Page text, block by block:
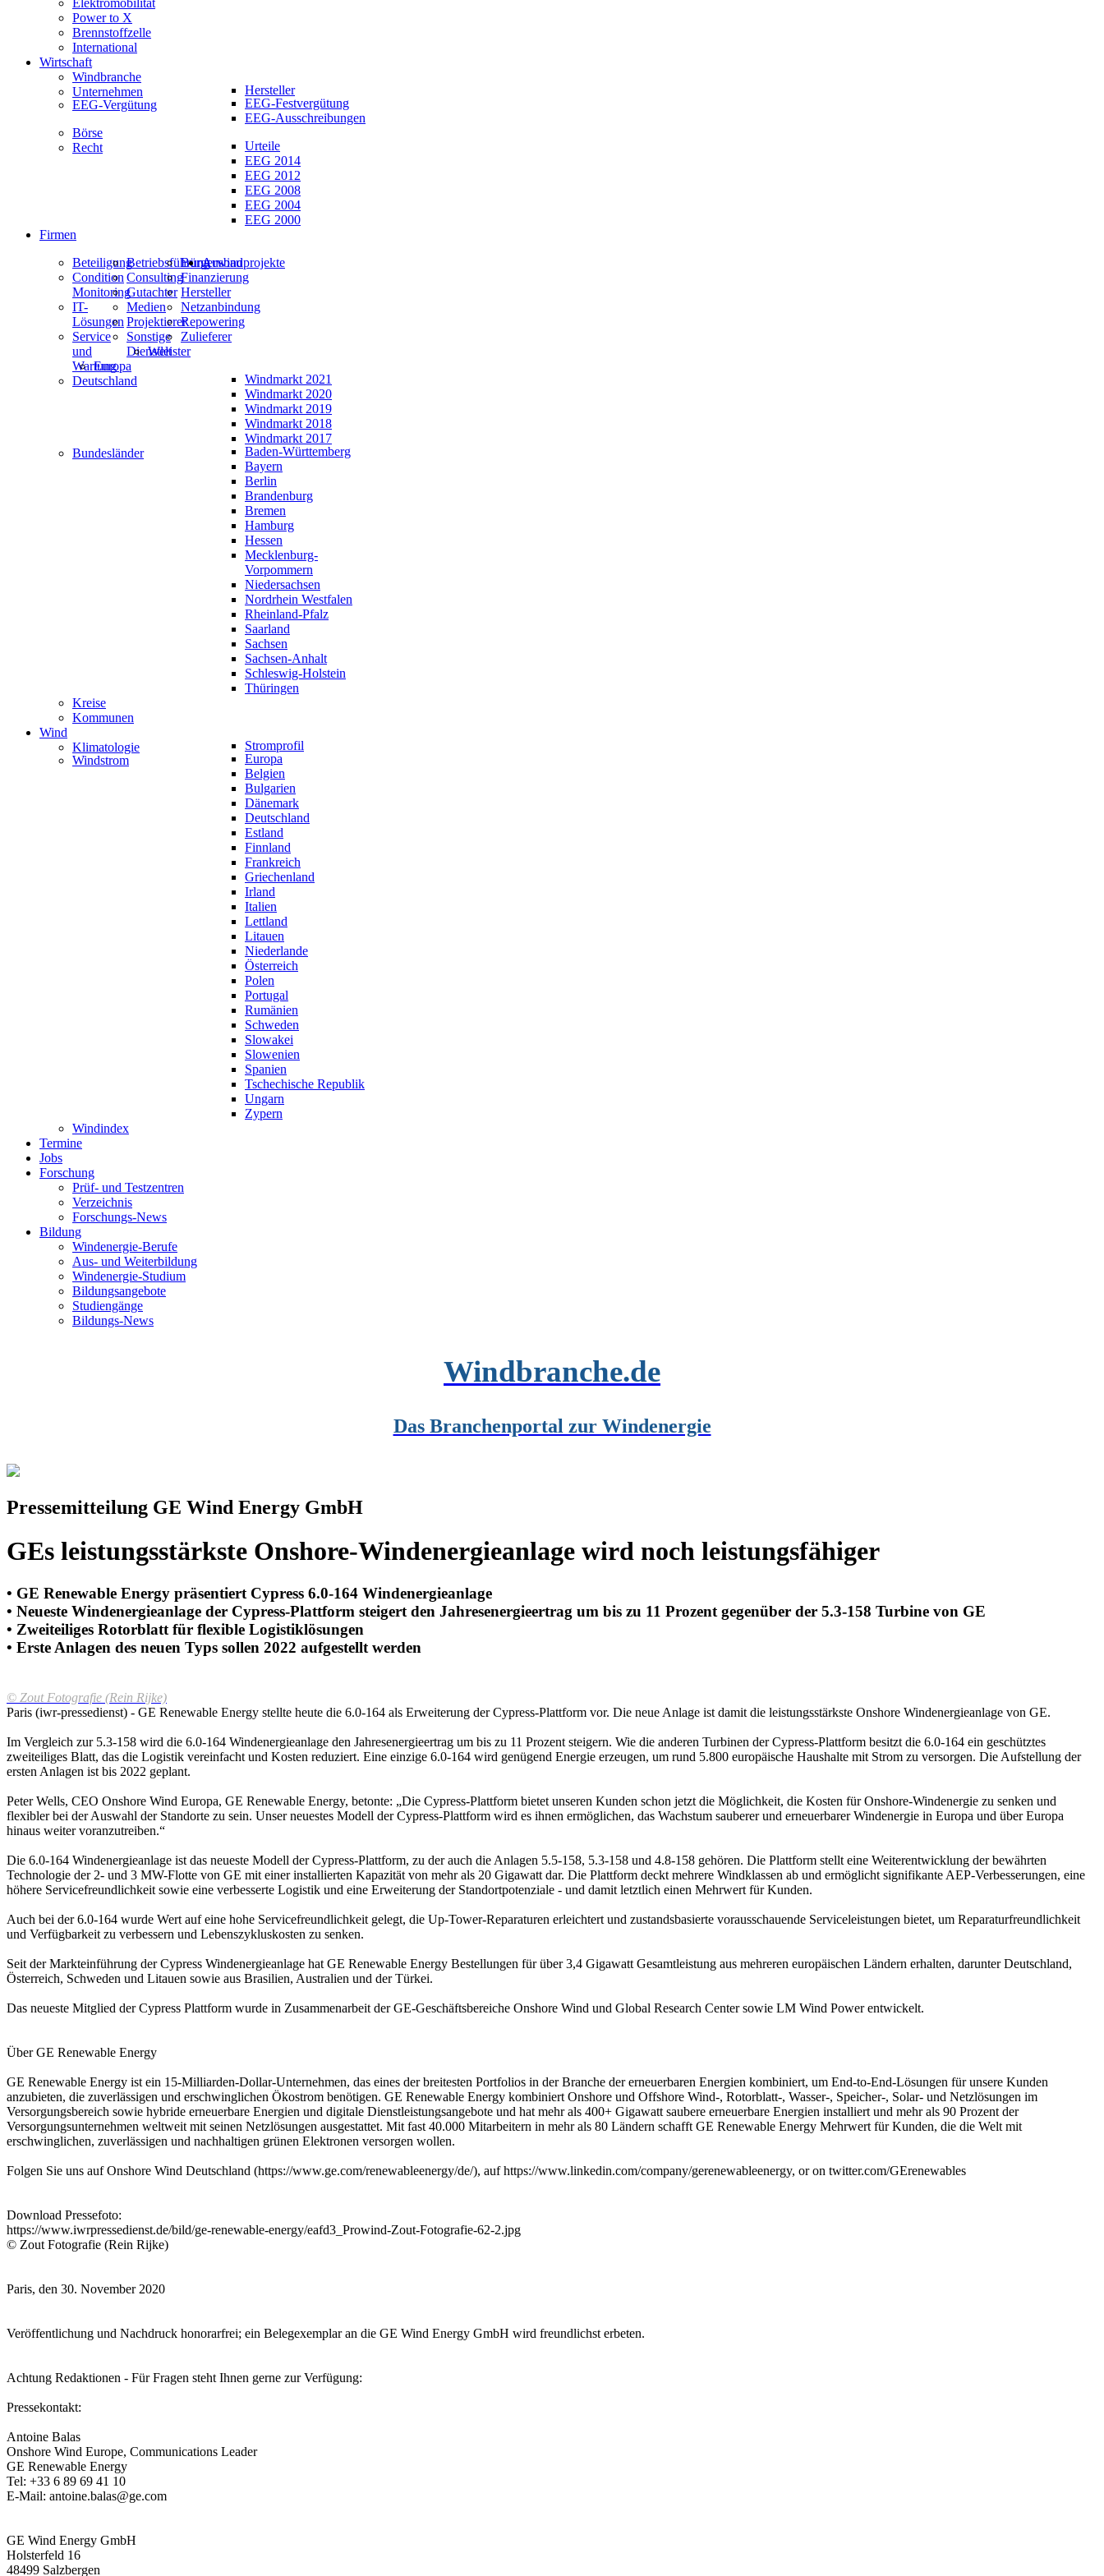
Elektromobilität
Power to X
Brennstoffzelle
International
Wirtschaft
Windbranche
Unternehmen
Hersteller
EEG-Vergütung
EEG-Festvergütung
EEG-Ausschreibungen
Börse
Recht
Urteile
EEG 2014
EEG 2012
EEG 2008
EEG 2004
EEG 2000
Firmen
BeteiligungBetriebsführungBürgerwindprojekte
Condition
Monitoring
ConsultingFinanzierung
Gutachter Hersteller
IT-
Lösungen
Medien
Netzanbindung
ProjektiererRepowering
Service
und
Wartung
Sonstige
Dienstleister
Zulieferer
Ausbau
Welt
Europa
Deutschland
Windmarkt 2021
Windmarkt 2020
Windmarkt 2019
Windmarkt 2018
Windmarkt 2017
Bundesländer
Baden-Württemberg
Bayern
Berlin
Brandenburg
Bremen
Hamburg
Hessen
Mecklenburg-
Vorpommern
Niedersachsen
Nordrhein Westfalen
Rheinland-Pfalz
Saarland
Sachsen
Sachsen-Anhalt
Schleswig-Holstein
Thüringen
Kreise
Kommunen
Wind
Klimatologie
Stromprofil
Windstrom
Europa
Belgien
Bulgarien
Dänemark
Deutschland
Estland
Finnland
Frankreich
Griechenland
Irland
Italien
Lettland
Litauen
Niederlande
Österreich
Polen
Portugal
Rumänien
Schweden
Slowakei
Slowenien
Spanien
Tschechische Republik
Ungarn
Zypern
Windindex
Termine
Jobs
Forschung
Prüf- und Testzentren
Verzeichnis
Forschungs-News
Bildung
Windenergie-Berufe
Aus- und Weiterbildung
Windenergie-Studium
Bildungsangebote
Studiengänge
Bildungs-News
Windbranche.de
Das Branchenportal zur Windenergie
Pressemitteilung GE Wind Energy GmbH
GEs leistungsstärkste Onshore-Windenergieanlage wird noch leistungsfähiger
• GE Renewable Energy präsentiert Cypress 6.0-164 Windenergieanlage
• Neueste Windenergieanlage der Cypress-Plattform steigert den Jahresenergieertrag um bis zu 11 Prozent gegenüber der 5.3-158 Turbine von GE
• Zweiteiliges Rotorblatt für flexible Logistiklösungen
• Erste Anlagen des neuen Typs sollen 2022 aufgestellt werden
© Zout Fotografie (Rein Rijke)
Paris (iwr-pressedienst) - GE Renewable Energy stellte heute die 6.0-164 als Erweiterung der Cypress-Plattform vor. Die neue Anlage ist damit die leistungsstärkste Onshore Windenergieanlage von GE.
Im Vergleich zur 5.3-158 wird die 6.0-164 Windenergieanlage den Jahresenergieertrag um bis zu 11 Prozent steigern. Wie die anderen Turbinen der Cypress-Plattform besitzt die 6.0-164 ein geschütztes
zweiteiliges Blatt, das die Logistik vereinfacht und Kosten reduziert. Eine einzige 6.0-164 wird genügend Energie erzeugen, um rund 5.800 europäische Haushalte mit Strom zu versorgen. Die Aufstellung der
ersten Anlagen ist bis 2022 geplant.
Peter Wells, CEO Onshore Wind Europa, GE Renewable Energy, betonte: „Die Cypress-Plattform bietet unseren Kunden schon jetzt die Möglichkeit, die Kosten für Onshore-Windenergie zu senken und
flexibler bei der Auswahl der Standorte zu sein. Unser neuestes Modell der Cypress-Plattform wird es ihnen ermöglichen, das Wachstum sauberer und erneuerbarer Windenergie in Europa und über Europa
hinaus weiter voranzutreiben.“
Die 6.0-164 Windenergieanlage ist das neueste Modell der Cypress-Plattform, zu der auch die Anlagen 5.5-158, 5.3-158 und 4.8-158 gehören. Die Plattform stellt eine Weiterentwicklung der bewährten
Technologie der 2- und 3 MW-Flotte von GE mit einer installierten Kapazität von mehr als 20 Gigawatt dar. Die Plattform deckt mehrere Windklassen ab und ermöglicht signifikante AEP-Verbesserungen, eine
höhere Servicefreundlichkeit sowie eine verbesserte Logistik und eine Erweiterung der Standortpotenziale - und damit letztlich einen Mehrwert für Kunden.
Auch bei der 6.0-164 wurde Wert auf eine hohe Servicefreundlichkeit gelegt, die Up-Tower-Reparaturen erleichtert und zustandsbasierte vorausschauende Serviceleistungen bietet, um Reparaturfreundlichkeit
und Verfügbarkeit zu verbessern und Lebenszykluskosten zu senken.
Seit der Markteinführung der Cypress Windenergieanlage hat GE Renewable Energy Bestellungen für über 3,4 Gigawatt Gesamtleistung aus mehreren europäischen Ländern erhalten, darunter Deutschland,
Österreich, Schweden und Litauen sowie aus Brasilien, Australien und der Türkei.
Das neueste Mitglied der Cypress Plattform wurde in Zusammenarbeit der GE-Geschäftsbereiche Onshore Wind und Global Research Center sowie LM Wind Power entwickelt.
Über GE Renewable Energy
GE Renewable Energy ist ein 15-Milliarden-Dollar-Unternehmen, das eines der breitesten Portfolios in der Branche der erneuerbaren Energien kombiniert, um End-to-End-Lösungen für unsere Kunden
anzubieten, die zuverlässigen und erschwinglichen Ökostrom benötigen. GE Renewable Energy kombiniert Onshore und Offshore Wind-, Rotorblatt-, Wasser-, Speicher-, Solar- und Netzlösungen im
Versorgungsbereich sowie hybride erneuerbare Energien und digitale Dienstleistungsangebote und hat mehr als 400+ Gigawatt saubere erneuerbare Energien installiert und mehr als 90 Prozent der
Versorgungsunternehmen weltweit mit seinen Netzlösungen ausgestattet. Mit fast 40.000 Mitarbeitern in mehr als 80 Ländern schafft GE Renewable Energy Mehrwert für Kunden, die die Welt mit
erschwinglichen, zuverlässigen und nachhaltigen grünen Elektronen versorgen wollen.
Folgen Sie uns auf Onshore Wind Deutschland (https://www.ge.com/renewableenergy/de/), auf https://www.linkedin.com/company/gerenewableenergy, or on twitter.com/GErenewables
Download Pressefoto:
https://www.iwrpressedienst.de/bild/ge-renewable-energy/eafd3_Prowind-Zout-Fotografie-62-2.jpg
© Zout Fotografie (Rein Rijke)
Paris, den 30. November 2020
Veröffentlichung und Nachdruck honorarfrei; ein Belegexemplar an die GE Wind Energy GmbH wird freundlichst erbeten.
Achtung Redaktionen - Für Fragen steht Ihnen gerne zur Verfügung:
Pressekontakt:
Antoine Balas
Onshore Wind Europe, Communications Leader
GE Renewable Energy
Tel: +33 6 89 69 41 10
E-Mail: antoine.balas@ge.com
GE Wind Energy GmbH
Holsterfeld 16
48499 Salzbergen